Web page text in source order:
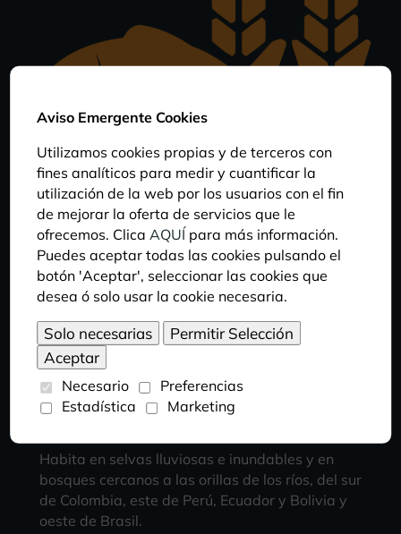
DIETA
Es un animal omnívoro que se alimenta sobre todo
de resinas vegetales y de pequeños
invertebrados, pero puede comer también frutos,
brotes tiernos, flores y néctar.
Habita en selvas lluviosas e inundables y en
bosques cercanos a las orillas de los ríos, del sur
de Colombia, este de Perú, Ecuador y Bolivia y
oeste de Brasil.
Aviso Emergente Cookies
Utilizamos cookies propias y de terceros con
fines analíticos para medir y cuantificar la
utilización de la web por los usuarios con el fin
de mejorar la oferta de servicios que le
ofrecemos. Clica AQUÍ para más información.
Puedes aceptar todas las cookies pulsando el
botón 'Aceptar', seleccionar las cookies que
desea ó solo usar la cookie necesaria.
Necesario
Preferencias
Estadística
Marketing